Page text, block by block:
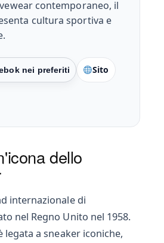
contemporaneo, il
cultura sportiva e
Sito
dello
internazionale di
nel Regno Unito nel 1958.
legata a sneaker iconiche,